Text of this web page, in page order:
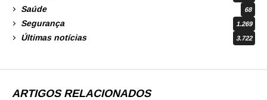
Saúde 68
Segurança 1.269
Últimas notícias 3.722
ARTIGOS RELACIONADOS